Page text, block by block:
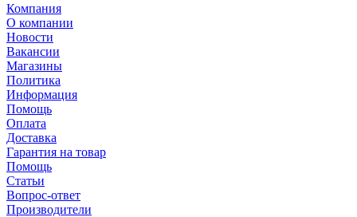
Компания
О компании
Новости
Вакансии
Магазины
Политика
Информация
Помощь
Оплата
Доставка
Гарантия на товар
Помощь
Статьи
Вопрос-ответ
Производители